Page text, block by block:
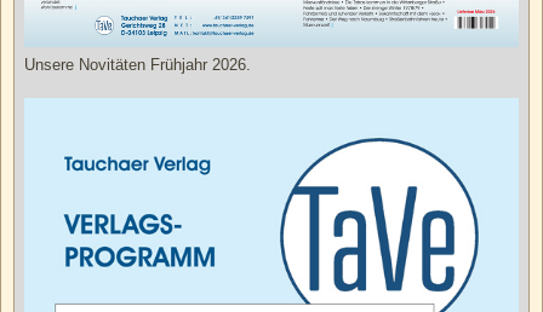
Unsere Novitäten Frühjahr 2026.